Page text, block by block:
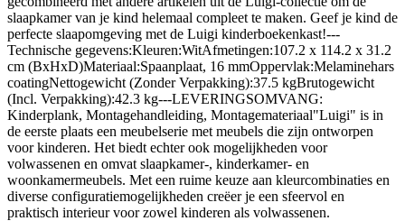
slaapkamer van je kind helemaal compleet te maken. Geef je kind de
perfecte slaapomgeving met de Luigi kinderboekenkast!---
Technische gegevens:Kleuren:WitAfmetingen:107.2 x 114.2 x 31.2
cm (BxHxD)Materiaal:Spaanplaat, 16 mmOppervlak:Melaminehars
coatingNettogewicht (Zonder Verpakking):37.5 kgBrutogewicht
(Incl. Verpakking):42.3 kg---LEVERINGSOMVANG:
Kinderplank, Montagehandleiding, Montagemateriaal"Luigi" is in
de eerste plaats een meubelserie met meubels die zijn ontworpen
voor kinderen. Het biedt echter ook mogelijkheden voor
volwassenen en omvat slaapkamer-, kinderkamer- en
woonkamermeubels. Met een ruime keuze aan kleurcombinaties en
diverse configuratiemogelijkheden creëer je een sfeervol en
praktisch interieur voor zowel kinderen als volwassenen.